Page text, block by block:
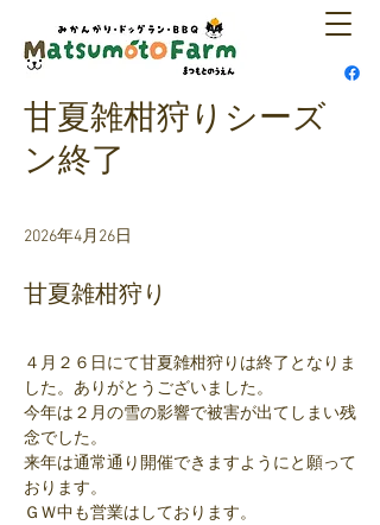
甘夏雑柑狩りシーズ
ン終了
2026年4月26日
甘夏雑柑狩り
４月２６日にて甘夏雑柑狩りは終了となりま
した。ありがとうございました。
今年は２月の雪の影響で被害が出てしまい残
念でした。
来年は通常通り開催できますようにと願って
おります。
ＧＷ中も営業はしております。